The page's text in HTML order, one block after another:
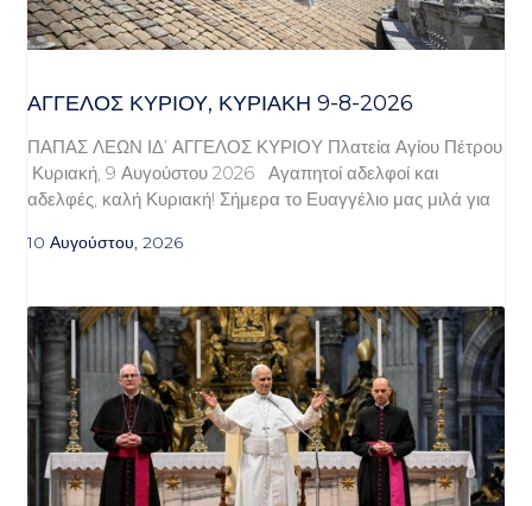
ΆΓΓΕΛΟΣ ΚΥΡΊΟΥ, ΚΥΡΙΑΚΉ 9-8-2026
ΠΑΠΑΣ ΛΕΩΝ ΙΔ’ ΑΓΓΕΛΟΣ ΚΥΡΙΟΥ Πλατεία Αγίου Πέτρου
Κυριακή, 9 Αυγούστου 2026 Αγαπητοί αδελφοί και
αδελφές, καλή Κυριακή! Σήμερα το Ευαγγέλιο μας μιλά για
10 Αυγούστου, 2026